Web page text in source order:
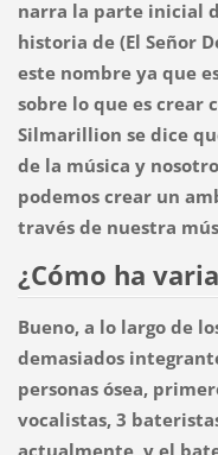
narra la parte inicial
historia de (El Señor
este nombre ya que
sobre lo que es crear
Silmarillion se dice
de la música y
podemos crear un
través de nuestra
¿Cómo ha
Bueno, a lo largo de
demasiados
personas ósea,
vocalistas, 3
actualmente y el